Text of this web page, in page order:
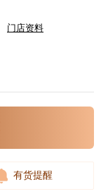
门店资料
有货提醒